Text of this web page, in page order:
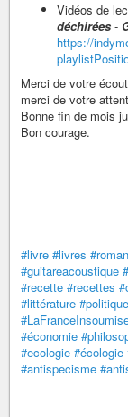
Vidéos de
déchirées -
https://
Merci de votre
merci de votre
Bonne fin de mois
Bon courage.
#livre #livres #roman
#guitareacoustique
#recette #recettes
#littérature #politique
#économie
#ecologie #écologie
#antispecisme